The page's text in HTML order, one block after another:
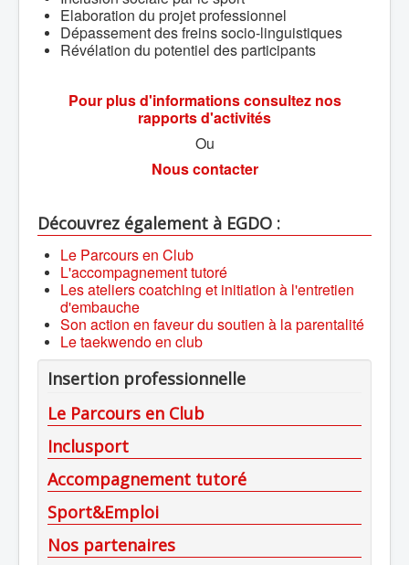
Elaboration du projet professionnel
Dépassement des freins socio-linguistiques
Révélation du potentiel des participants
Pour plus d'informations consultez nos
rapports d'activités
Ou
Nous contacter
Découvrez également à EGDO :
Le Parcours en Club
L'accompagnement tutoré
Les ateliers coatching et initiation à l'entretien
d'embauche
Son action en faveur du soutien à la parentalité
Le taekwendo en club
Insertion professionnelle
Le Parcours en Club
Inclusport
Accompagnement tutoré
Sport&Emploi
Nos partenaires